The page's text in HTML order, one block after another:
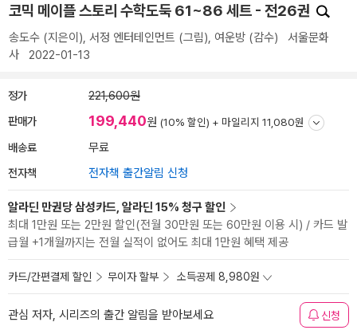
코믹 메이플 스토리 수학도둑 61~86 세트 - 전26권
송도수 (지은이), 서정 엔터테인먼트 (그림), 여운방 (감수) 서울문화
사 2022-01-13
정가 221,600원
판매가 199,440원 (10% 할인) + 마일리지 11,080원
배송료 무료
전자책 전자책 출간알림 신청
알라딘 만권당 삼성카드, 알라딘 15% 청구 할인
최대 1만원 또는 2만원 할인(전월 30만원 또는 60만원 이용 시) / 카드 발
급월 +1개월까지는 전월 실적이 없어도 최대 1만원 혜택 제공
카드/간편결제 할인 무이자 할부 소득공제 8,980원
관심 저자, 시리즈의 출간 알림을 받아보세요 신청